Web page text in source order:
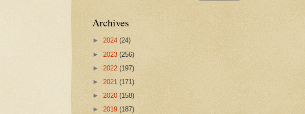
Archives
► 2024 (24)
► 2023 (256)
► 2022 (197)
► 2021 (171)
► 2020 (158)
► 2019 (187)